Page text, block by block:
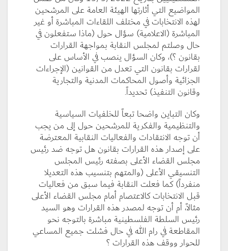
المواضيع التي أثارتها الهيئة العامة على المرشحين
لهذه الانتخابات في مختلف اللقاءات المباشرة أو غير
المباشرة (الاعلامية) سؤال حول (ماذا ستفعلون في
حال وصلتم لمجلس النقابة بمواجهة القرارات
بقانون ؟)، وكان السؤال ينصب في الأساس على
لقرارات بقانون التي تعدل من القوانين (الإجراءات
الجزائية وأصول المحاكمات المدنية والتجارية
وقانون التنفيذ) تحديداً.
وكان التباين واضحا تبعاً للخلفيات السياسية
والتنظيمية والفكرية للمرشحين حول إلى من يجب
أن توجه الانتقادات والفعاليات النقابية المعترضة
على إصدار هذه القرارات بقانون هل توجه ضد رئيس
مجلس القضاء الأعلى بصفته رئيس المجلس
التنسيقي الأعلى (والمتهم بتنسيب هذه التعديلا
منفرداً) كما فعلت النقابة فيما سبق من فعاليات
قبل الانتخابات كالاعتصام أمام مجلس القضاء الأعلى
مثالاً، أم أن توجه لمصدر هذه القرارات وهو السيد
رئيس السلطة الفلسطينية مباشرة بالتوجه نحو
المقاطعة في رام الله في حال فشلت جميع المساعي
للحوار ووقف هذه القرارات ؟